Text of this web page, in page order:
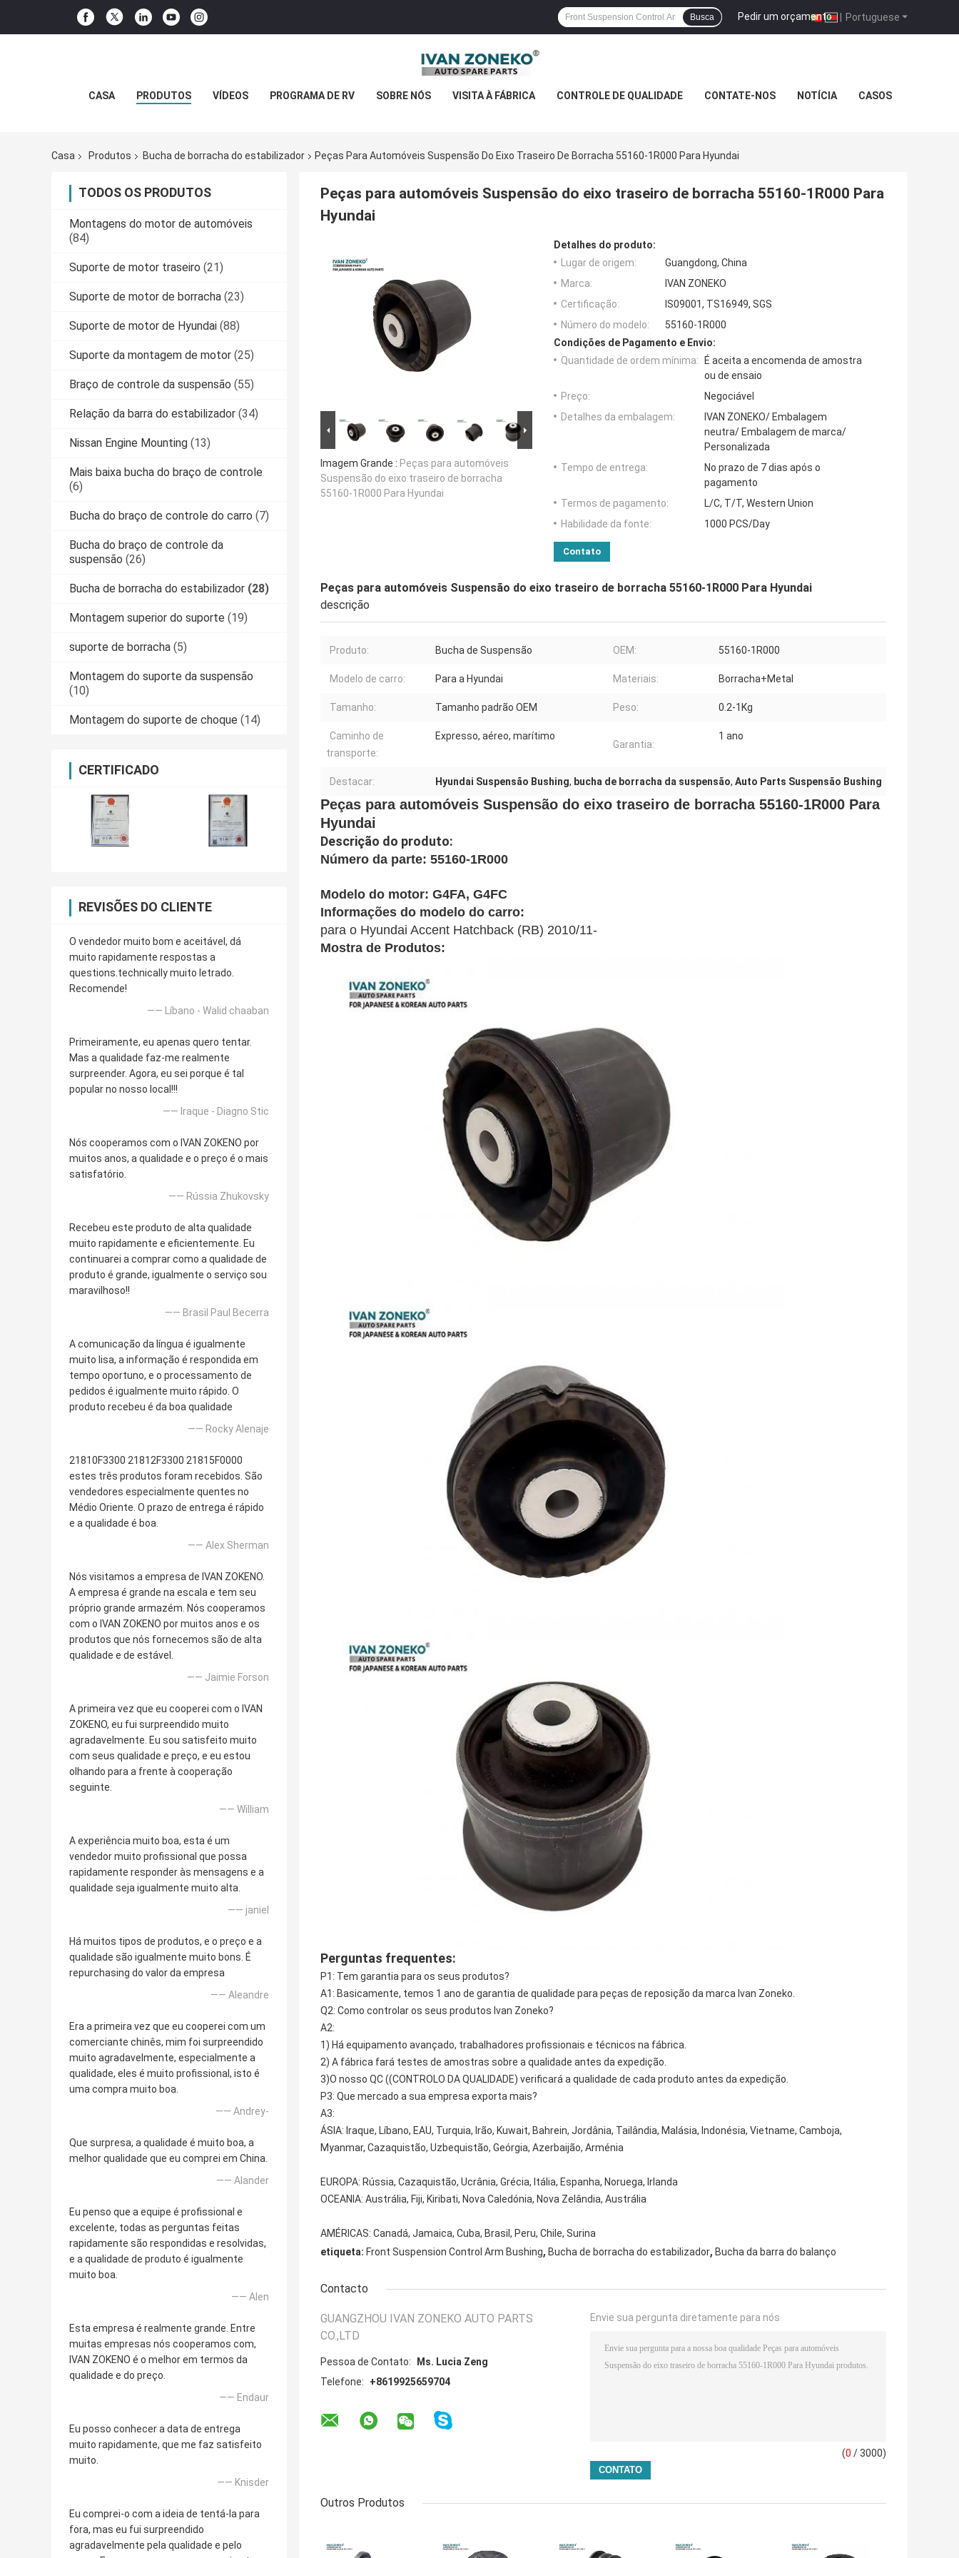
Portuguese
Pedir um orçamento |
Busca
CASA PRODUTOS VÍDEOS PROGRAMA DE RV SOBRE NÓS VISITA À FÁBRICA CONTROLE DE QUALIDADE CONTATE-NOS NOTÍCIA CASOS
Casa Produtos Bucha de borracha do estabilizador Peças Para Automóveis Suspensão Do Eixo Traseiro De Borracha 55160-1R000 Para Hyundai
TODOS OS PRODUTOS
Montagens do motor de automóveis
(84)
Suporte de motor traseiro (21)
Suporte de motor de borracha (23)
Suporte de motor de Hyundai (88)
Suporte da montagem de motor (25)
Braço de controle da suspensão (55)
Relação da barra do estabilizador (34)
Nissan Engine Mounting (13)
Mais baixa bucha do braço de controle
(6)
Bucha do braço de controle do carro (7)
Bucha do braço de controle da
suspensão (26)
Bucha de borracha do estabilizador (28)
Montagem superior do suporte (19)
suporte de borracha (5)
Montagem do suporte da suspensão
(10)
Montagem do suporte de choque (14)
CERTIFICADO
REVISÕES DO CLIENTE
O vendedor muito bom e aceitável, dá
muito rapidamente respostas a
questions.technically muito letrado.
Recomende!
—— Líbano - Walid chaaban
Primeiramente, eu apenas quero tentar.
Mas a qualidade faz-me realmente
surpreender. Agora, eu sei porque é tal
popular no nosso local!!!
—— Iraque - Diagno Stic
Nós cooperamos com o IVAN ZOKENO por
muitos anos, a qualidade e o preço é o mais
satisfatório.
—— Rússia Zhukovsky
Recebeu este produto de alta qualidade
muito rapidamente e eficientemente. Eu
continuarei a comprar como a qualidade de
produto é grande, igualmente o serviço sou
maravilhoso!!
—— Brasil Paul Becerra
A comunicação da língua é igualmente
muito lisa, a informação é respondida em
tempo oportuno, e o processamento de
pedidos é igualmente muito rápido. O
produto recebeu é da boa qualidade
—— Rocky Alenaje
21810F3300 21812F3300 21815F0000
estes três produtos foram recebidos. São
vendedores especialmente quentes no
Médio Oriente. O prazo de entrega é rápido
e a qualidade é boa.
—— Alex Sherman
Nós visitamos a empresa de IVAN ZOKENO.
A empresa é grande na escala e tem seu
próprio grande armazém. Nós cooperamos
com o IVAN ZOKENO por muitos anos e os
produtos que nós fornecemos são de alta
qualidade e de estável.
—— Jaimie Forson
A primeira vez que eu cooperei com o IVAN
ZOKENO, eu fui surpreendido muito
agradavelmente. Eu sou satisfeito muito
com seus qualidade e preço, e eu estou
olhando para a frente à cooperação
seguinte.
—— William
A experiência muito boa, esta é um
vendedor muito profissional que possa
rapidamente responder às mensagens e a
qualidade seja igualmente muito alta.
—— janiel
Há muitos tipos de produtos, e o preço e a
qualidade são igualmente muito bons. É
repurchasing do valor da empresa
—— Aleandre
Era a primeira vez que eu cooperei com um
comerciante chinês, mim foi surpreendido
muito agradavelmente, especialmente a
qualidade, eles é muito profissional, isto é
uma compra muito boa.
—— Andrey-
Que surpresa, a qualidade é muito boa, a
melhor qualidade que eu comprei em China.
—— Alander
Eu penso que a equipe é profissional e
excelente, todas as perguntas feitas
rapidamente são respondidas e resolvidas,
e a qualidade de produto é igualmente
muito boa.
—— Alen
Esta empresa é realmente grande. Entre
muitas empresas nós cooperamos com,
IVAN ZOKENO é o melhor em termos da
qualidade e do preço.
—— Endaur
Eu posso conhecer a data de entrega
muito rapidamente, que me faz satisfeito
muito.
—— Knisder
Eu comprei-o com a ideia de tentá-la para
fora, mas eu fui surpreendido
agradavelmente pela qualidade e pelo
Peças para automóveis Suspensão do eixo traseiro de borracha 55160-1R000 Para
Hyundai
Imagem Grande : Peças para automóveis
Suspensão do eixo traseiro de borracha
55160-1R000 Para Hyundai
Detalhes do produto:
Lugar de origem:
Guangdong, China
Marca:
IVAN ZONEKO
Certificação:
IS09001, TS16949, SGS
Número do modelo:
55160-1R000
Condições de Pagamento e Envio:
Quantidade de ordem mínima:
É aceita a encomenda de amostra
ou de ensaio
Preço:
Negociável
Detalhes da embalagem:
IVAN ZONEKO/ Embalagem
neutra/ Embalagem de marca/
Personalizada
Tempo de entrega:
No prazo de 7 dias após o
pagamento
Termos de pagamento:
L/C, T/T, Western Union
Habilidade da fonte:
1000 PCS/Day
Contato
Peças para automóveis Suspensão do eixo traseiro de borracha 55160-1R000 Para Hyundai
descrição
Produto: Bucha de Suspensão OEM: 55160-1R000
Modelo de carro: Para a Hyundai Materiais: Borracha+Metal
Tamanho: Tamanho padrão OEM Peso: 0.2-1Kg
Caminho de
transporte:
Expresso, aéreo, marítimo
Garantia:
1 ano
Destacar: Hyundai Suspensão Bushing, bucha de borracha da suspensão, Auto Parts Suspensão Bushing
Peças para automóveis Suspensão do eixo traseiro de borracha 55160-1R000 Para
Hyundai
Descrição do produto:
Número da parte: 55160-1R000
Modelo do motor: G4FA, G4FC
Informações do modelo do carro:
para o Hyundai Accent Hatchback (RB) 2010/11-
Mostra de Produtos:
Perguntas frequentes:
P1: Tem garantia para os seus produtos?
A1: Basicamente, temos 1 ano de garantia de qualidade para peças de reposição da marca Ivan Zoneko.
Q2: Como controlar os seus produtos Ivan Zoneko?
A2:
1) Há equipamento avançado, trabalhadores profissionais e técnicos na fábrica.
2) A fábrica fará testes de amostras sobre a qualidade antes da expedição.
3)O nosso QC ((CONTROLO DA QUALIDADE) verificará a qualidade de cada produto antes da expedição.
P3: Que mercado a sua empresa exporta mais?
A3:
ÁSIA: Iraque, Líbano, EAU, Turquia, Irão, Kuwait, Bahrein, Jordânia, Tailândia, Malásia, Indonésia, Vietname, Camboja,
Myanmar, Cazaquistão, Uzbequistão, Geórgia, Azerbaijão, Arménia
EUROPA: Rússia, Cazaquistão, Ucrânia, Grécia, Itália, Espanha, Noruega, Irlanda
OCEANIA: Austrália, Fiji, Kiribati, Nova Caledónia, Nova Zelândia, Austrália
AMÉRICAS: Canadá, Jamaica, Cuba, Brasil, Peru, Chile, Surina
etiqueta: Front Suspension Control Arm Bushing, Bucha de borracha do estabilizador, Bucha da barra do balanço
Contacto
GUANGZHOU IVAN ZONEKO AUTO PARTS
CO.,LTD
Pessoa de Contato:
Ms. Lucia Zeng
Telefone:
+8619925659704
Envie sua pergunta diretamente para nós
(0 / 3000)
Outros Produtos